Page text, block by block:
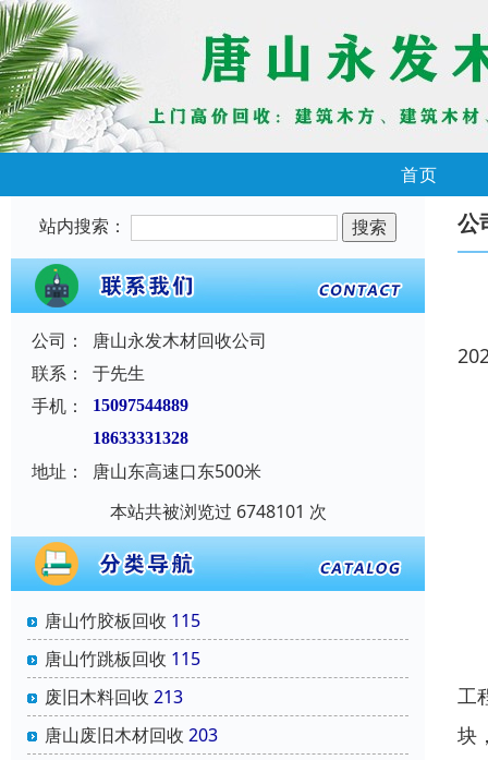
首页
站内搜索：
公司：
唐山永发木材回收公司
联系：
于先生
手机：
15097544889
18633331328
地址：
唐山东高速口东500米
本站共被浏览过 6748101 次
唐山竹胶板回收 115
唐山竹跳板回收 115
废旧木料回收 213
唐山废旧木材回收 203
公
工
块